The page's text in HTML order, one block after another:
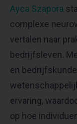
Ayca Szapora
complexe
vertalen naar
bedrijfsleven.
en
ervaring,
op hoe